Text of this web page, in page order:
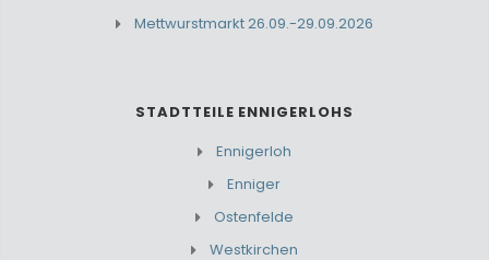
Mettwurstmarkt 26.09.-29.09.2026
STADTTEILE ENNIGERLOHS
Ennigerloh
Enniger
Ostenfelde
Westkirchen